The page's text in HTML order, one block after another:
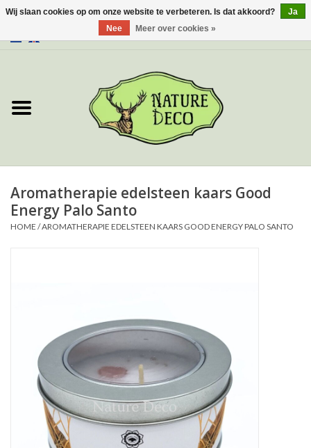
Over ons
Nieuw
Sieraden
Prepareerbenodigdheden
Lijsten & Stolpen
Schedels & skeletten
Aromatherapie edelsteen kaars Good
Energy Palo Santo
HOME /AROMATHERAPIE EDELSTEEN KAARS GOOD ENERGY PALO SANTO
Wij slaan cookies op om onze website te verbeteren. Is dat akkoord?
Ja
Nee
Meer over cookies »